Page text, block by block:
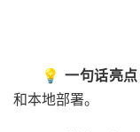
💡 一句话亮点
和本地部署。